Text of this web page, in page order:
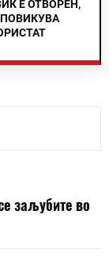
Е ОТВОРЕН,
заљубите во